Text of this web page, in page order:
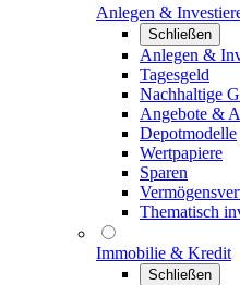
Anlegen &
Schließen
Anlegen &
Tagesgeld
Nachhaltige
Angebote &
Depotmodelle
Wertpapiere
Sparen
Thematisch
Immobilie & Kredit
Schließen